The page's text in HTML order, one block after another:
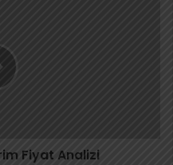
Fiyat Analizi